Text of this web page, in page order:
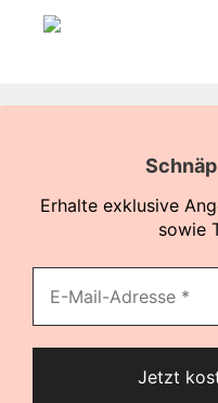
Erhalte exklusive
sowie